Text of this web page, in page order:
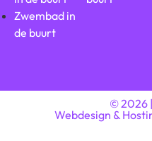
Zwembad in
de buurt
© 2026
Webdesign &